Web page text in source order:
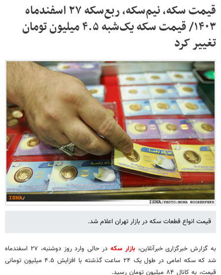
قیمت سکه، نیم‌سکه، ربع‌سکه ۲۷ اسفندماه
۱۴۰۳/ قیمت سکه یک‌شبه ۴.۵ میلیون تومان
تغییر کرد
قیمت انواع قطعات سکه در بازار تهران اعلام شد.
به گزارش خبرگزاری خبرآنلاین،بازار سکه
در حالی وارد روز دوشنبه، ۲۷ اسفندماه
شد که سکه امامی در طول یک ۲۴ ساعت گذشته با افزایش ۴.۵ میلیون تومانی
قیمت، به کانال ۸۴ میلیون تومان رسید.